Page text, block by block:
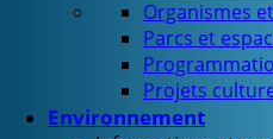
Organismes
Parcs et
Projets
Environnement